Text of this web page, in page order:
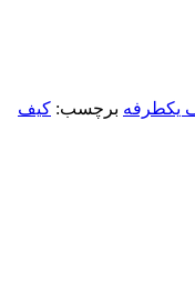
یکطرفه برچسب: کیف